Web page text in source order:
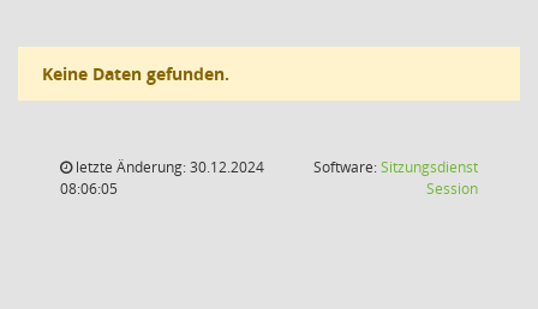
Keine Daten gefunden.
letzte Änderung: 30.12.2024
08:06:05
Software:Sitzungsdienst
Session(Wird in